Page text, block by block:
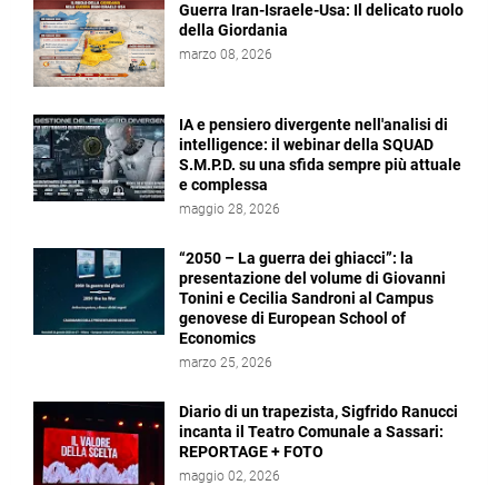
Guerra Iran-Israele-Usa: Il delicato ruolo
della Giordania
marzo 08, 2026
IA e pensiero divergente nell'analisi di
intelligence: il webinar della SQUAD
S.M.P.D. su una sfida sempre più attuale
e complessa
maggio 28, 2026
“2050 – La guerra dei ghiacci”: la
presentazione del volume di Giovanni
Tonini e Cecilia Sandroni al Campus
genovese di European School of
Economics
marzo 25, 2026
Diario di un trapezista, Sigfrido Ranucci
incanta il Teatro Comunale a Sassari:
REPORTAGE + FOTO
maggio 02, 2026